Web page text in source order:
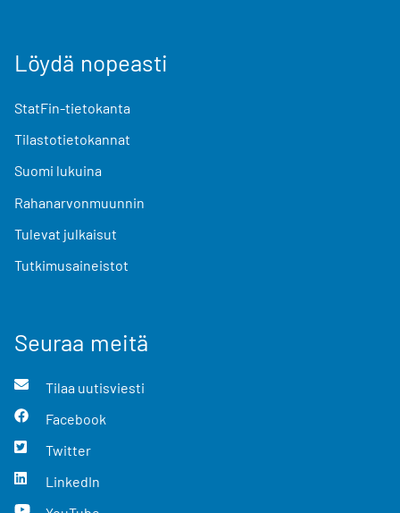
Löydä nopeasti
StatFin-tietokanta
Tilastotietokannat
Suomi lukuina
Rahanarvonmuunnin
Tulevat julkaisut
Tutkimusaineistot
Seuraa meitä
Tilaa uutisviesti
Facebook
Twitter
LinkedIn